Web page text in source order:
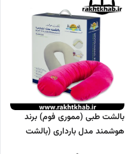
بالشت طبی (مموری فوم) برند
هوشمند مدل بارداری (بالشت